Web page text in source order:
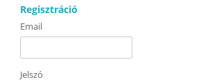
Regisztráció
Email
Jelszó